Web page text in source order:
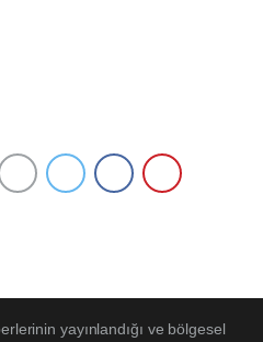
yayınlandığı ve bölgesel